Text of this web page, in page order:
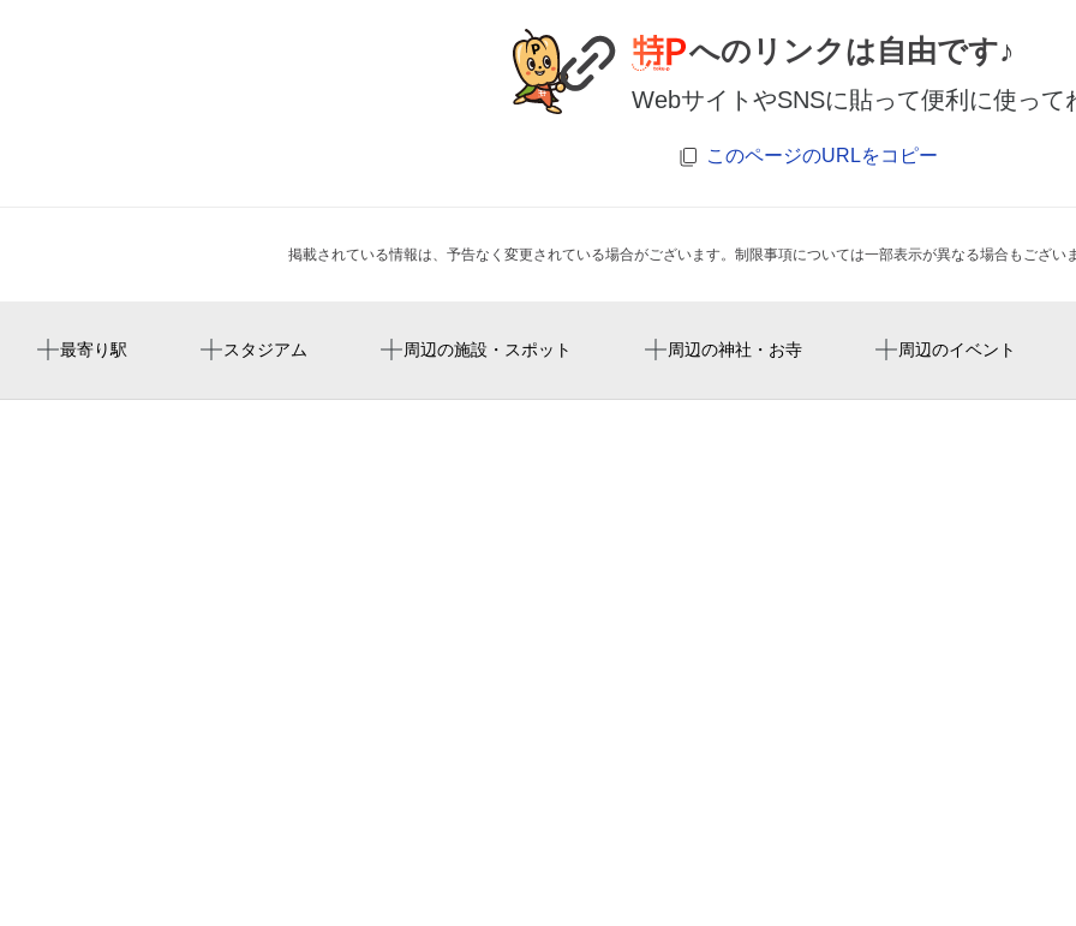
へのリンクは自由です♪
WebサイトやSNSに貼って便利に使って
このページのURLをコピー
掲載されている情報は、予告なく変更されている場合がございます。制限事項については一部表示が異なる場合もござい
最寄り駅 スタジアム 周辺の施設・スポット 周辺の神社・お寺 周辺のイベント
中洲川端駅
天神南駅
福岡市営平和台陸上競技場
yatai donryu
中洲屋台 小島商店
周辺に神社・お寺が見つかりませんでした。
キャナル・スプラッシュ 2026
グルメストリート『